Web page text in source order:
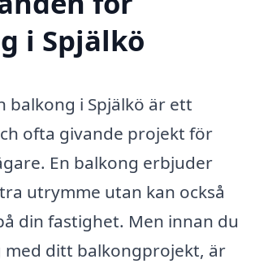
i Spjälkö
balkong i Spjälkö är ett
ofta givande projekt för
En balkong erbjuder
utrymme utan kan också
din fastighet. Men innan du
med ditt balkongprojekt, är